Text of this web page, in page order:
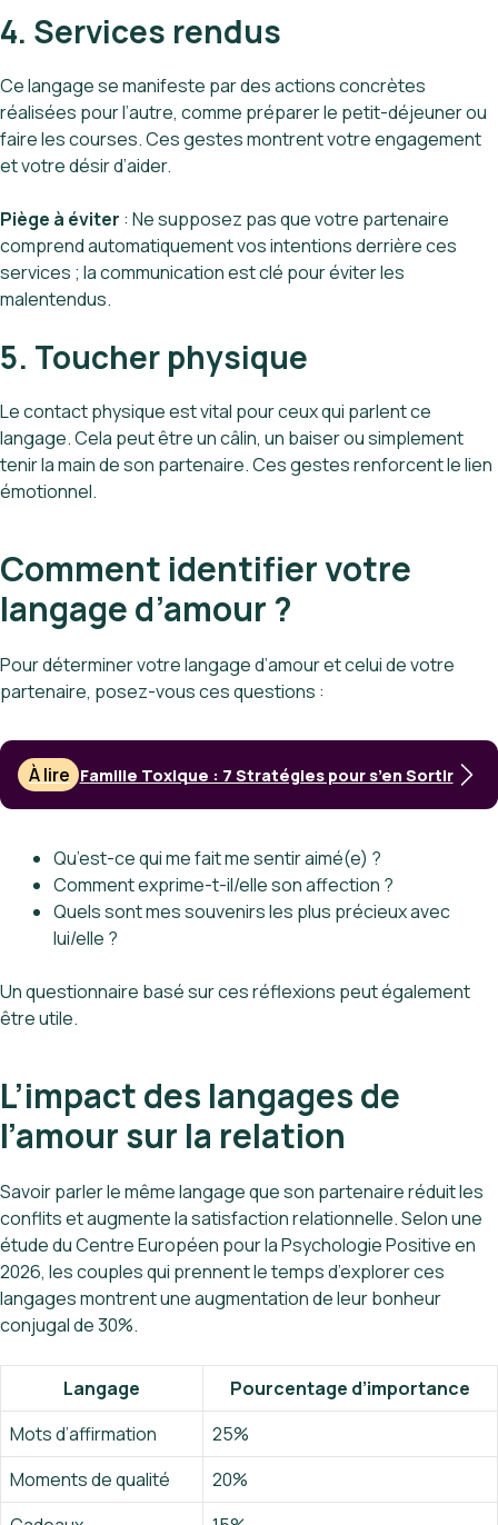
4. Services rendus
Ce langage se manifeste par des actions concrètes
réalisées pour l’autre, comme préparer le petit-déjeuner ou
faire les courses. Ces gestes montrent votre engagement
et votre désir d’aider.
Piège à éviter : Ne supposez pas que votre partenaire
comprend automatiquement vos intentions derrière ces
services ; la communication est clé pour éviter les
malentendus.
5. Toucher physique
Le contact physique est vital pour ceux qui parlent ce
langage. Cela peut être un câlin, un baiser ou simplement
tenir la main de son partenaire. Ces gestes renforcent le lien
émotionnel.
Comment identifier votre
langage d’amour ?
Pour déterminer votre langage d’amour et celui de votre
partenaire, posez-vous ces questions :
À lire Famille Toxique : 7 Stratégies pour s’en Sortir
Qu’est-ce qui me fait me sentir aimé(e) ?
Comment exprime-t-il/elle son affection ?
Quels sont mes souvenirs les plus précieux avec
lui/elle ?
Un questionnaire basé sur ces réflexions peut également
être utile.
L’impact des langages de
l’amour sur la relation
Savoir parler le même langage que son partenaire réduit les
conflits et augmente la satisfaction relationnelle. Selon une
étude du Centre Européen pour la Psychologie Positive en
2026, les couples qui prennent le temps d’explorer ces
langages montrent une augmentation de leur bonheur
conjugal de 30%.
Langage
Pourcentage d’importance
Mots d’affirmation
25%
Moments de qualité
20%